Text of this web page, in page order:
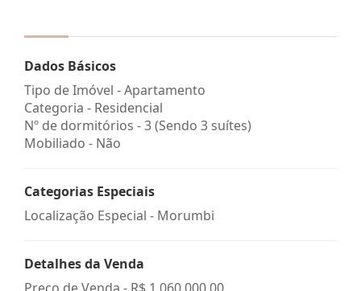
Dados Básicos
Tipo de Imóvel - Apartamento
Categoria - Residencial
Nº de dormitórios - 3 (Sendo 3 suítes)
Mobiliado - Não
Categorias Especiais
Localização Especial - Morumbi
Detalhes da Venda